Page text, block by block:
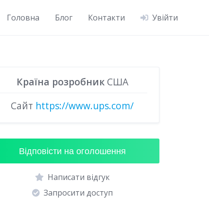
Головна Блог Контакти Увійти
Країна розробникСША
Сайт https://www.ups.com/
Відповісти на оголошення
Написати відгук
Запросити доступ